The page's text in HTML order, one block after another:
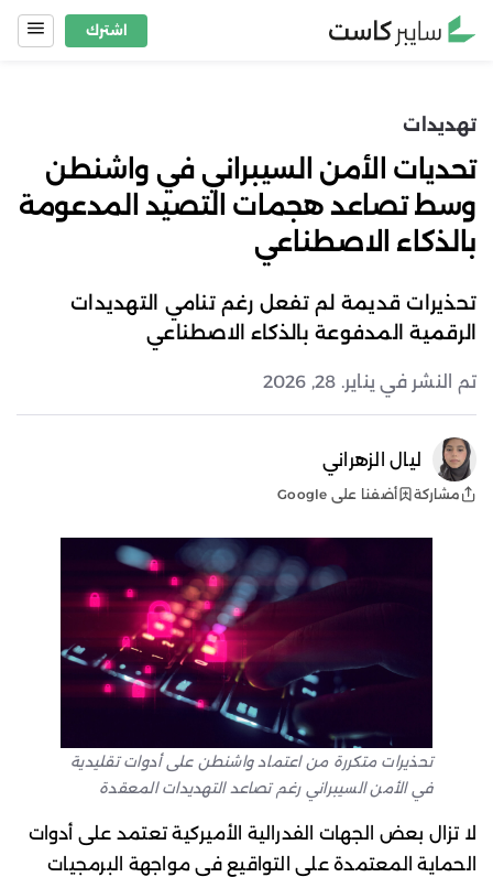
Skip
اشترك
تهديدات
تحديات الأمن السيبراني في واشنطن
وسط تصاعد هجمات التصيد المدعومة
بالذكاء الاصطناعي
تحذيرات قديمة لم تفعل رغم تنامي التهديدات
الرقمية المدفوعة بالذكاء الاصطناعي
تم النشر في يناير. 28, 2026
ليال الزهراني
مشاركة أضفنا على Google
تحذيرات متكررة من اعتماد واشنطن على أدوات تقليدية
في الأمن السيبراني رغم تصاعد التهديدات المعقدة
لا تزال بعض الجهات الفدرالية الأميركية تعتمد على أدوات
الحماية المعتمدة على التواقيع في مواجهة البرمجيات